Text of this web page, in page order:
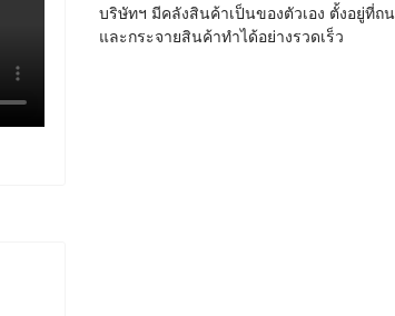
บริษัทฯ มีคลังสินค้าเป็นของตัวเอง ตั้งอยู่ที่
และกระจายสินค้าทำได้อย่างรวดเร็ว